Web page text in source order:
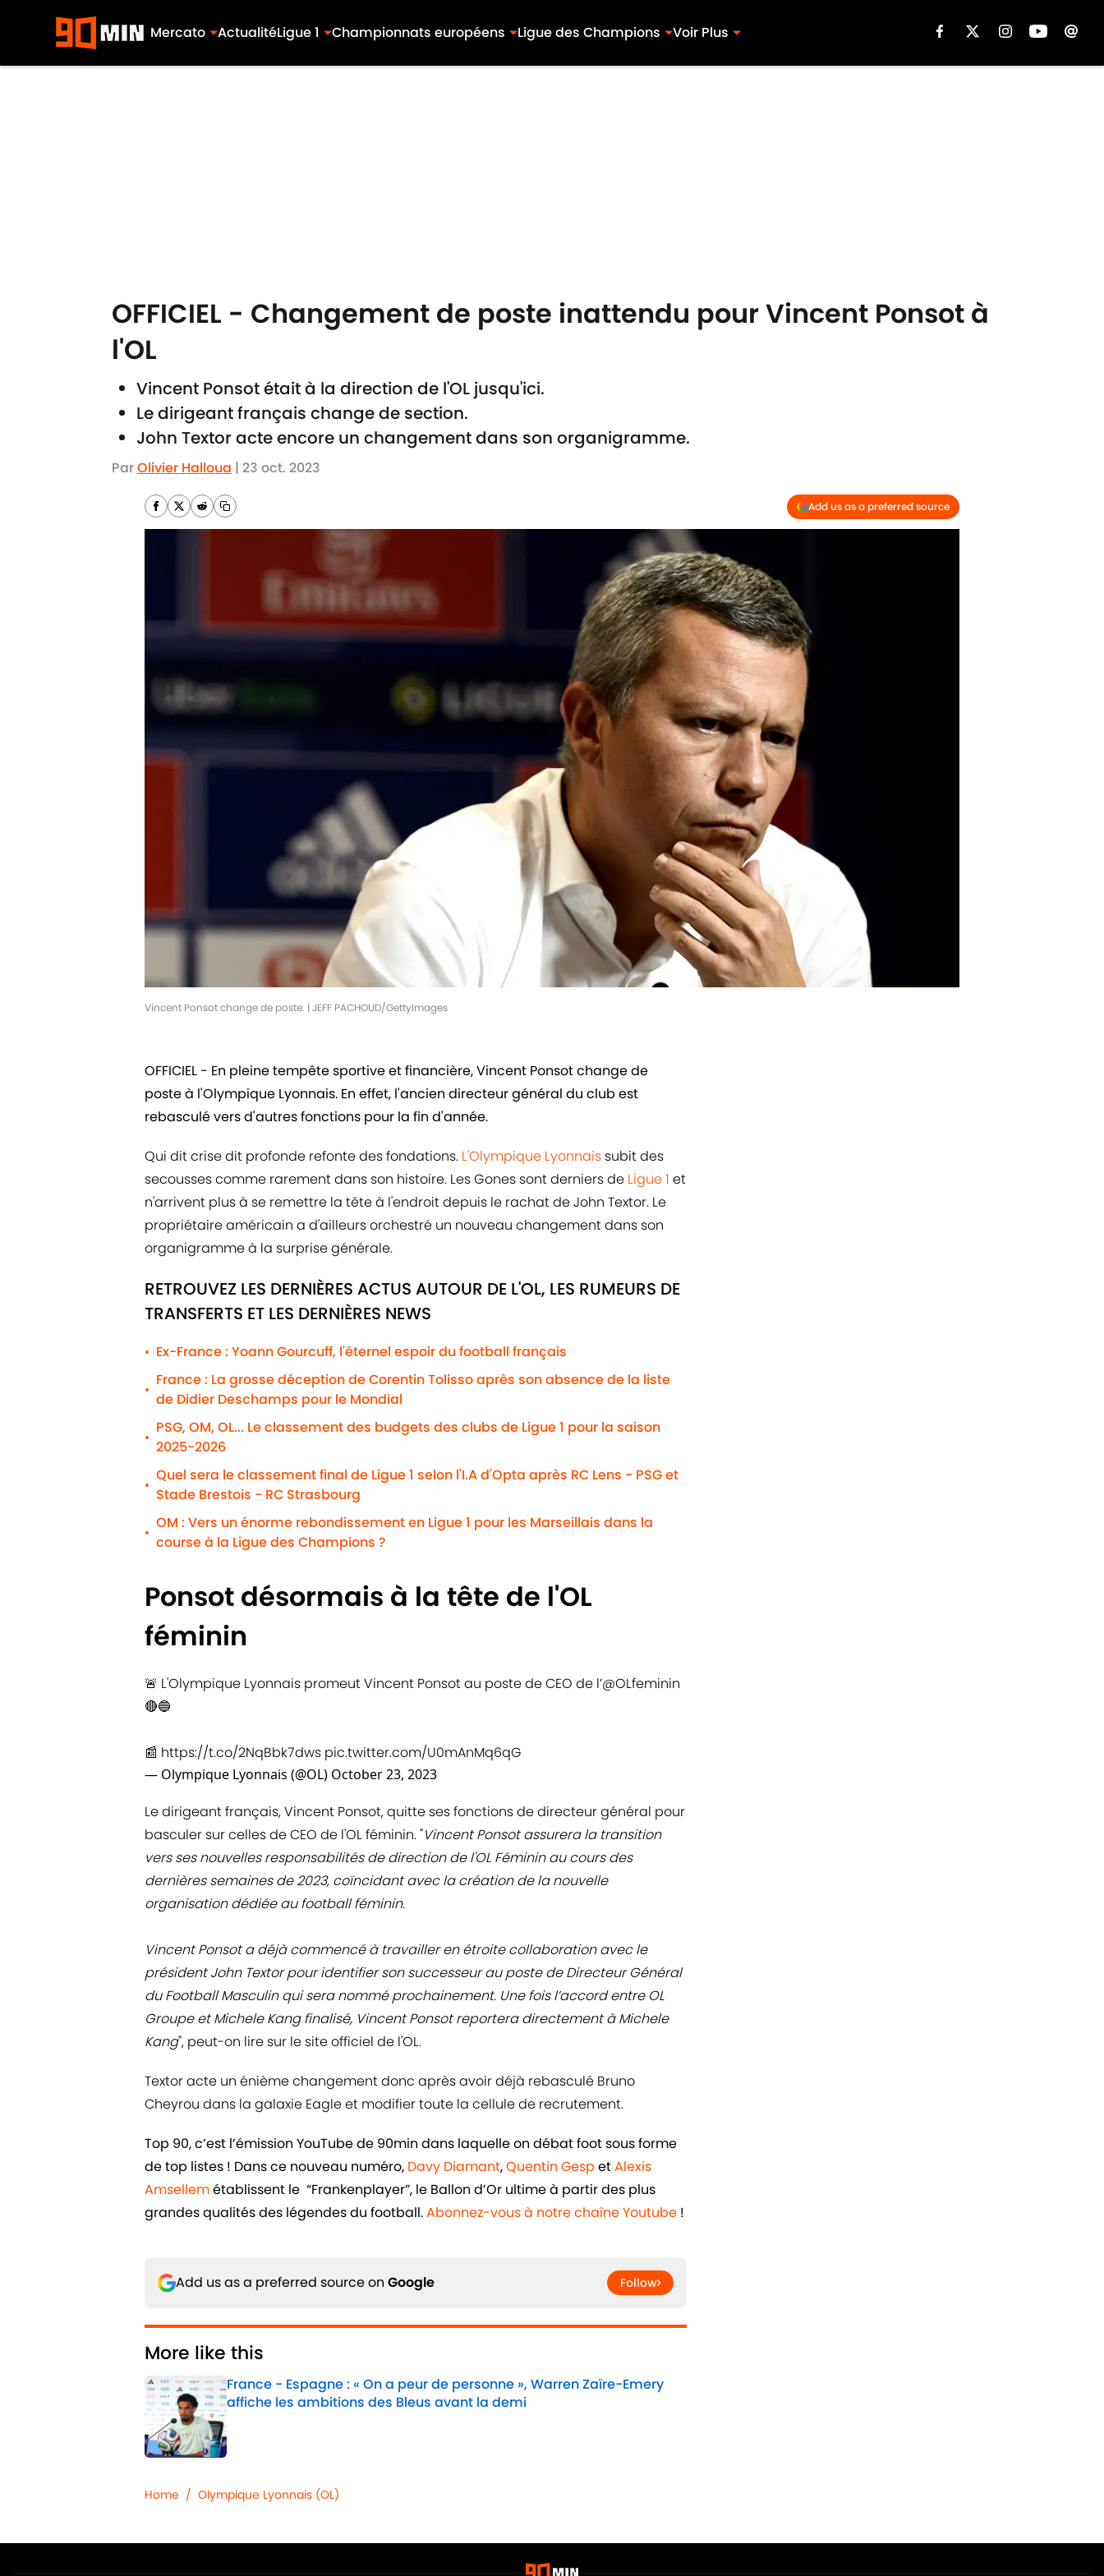
Mercato ActualitéLigue 1 Championnats européens Ligue des Champions Voir Plus
OFFICIEL - Changement de poste inattendu pour Vincent Ponsot à
l'OL
Vincent Ponsot était à la direction de l'OL jusqu'ici.
Le dirigeant français change de section.
John Textor acte encore un changement dans son organigramme.
ParOlivier Halloua | 23 oct. 2023
Add us as a preferred source
Vincent Ponsot change de poste. | JEFF PACHOUD/GettyImages
OFFICIEL - En pleine tempête sportive et financière, Vincent Ponsot change de
poste à l'Olympique Lyonnais. En effet, l'ancien directeur général du club est
rebasculé vers d'autres fonctions pour la fin d'année.
Qui dit crise dit profonde refonte des fondations. L'Olympique Lyonnais subit des
secousses comme rarement dans son histoire. Les Gones sont derniers de Ligue 1 et
n'arrivent plus à se remettre la tête à l'endroit depuis le rachat de John Textor. Le
propriétaire américain a d'ailleurs orchestré un nouveau changement dans son
organigramme à la surprise générale.
RETROUVEZ LES DERNIÈRES ACTUS AUTOUR DE L'OL, LES RUMEURS DE
TRANSFERTS ET LES DERNIÈRES NEWS
• Ex-France : Yoann Gourcuff, l'éternel espoir du football français
•
France : La grosse déception de Corentin Tolisso après son absence de la liste
de Didier Deschamps pour le Mondial
•
PSG, OM, OL... Le classement des budgets des clubs de Ligue 1 pour la saison
2025-2026
•
Quel sera le classement final de Ligue 1 selon l'I.A d'Opta après RC Lens - PSG et
Stade Brestois - RC Strasbourg
•
OM : Vers un énorme rebondissement en Ligue 1 pour les Marseillais dans la
course à la Ligue des Champions ?
Ponsot désormais à la tête de l'OL
féminin
🚨 L'Olympique Lyonnais promeut Vincent Ponsot au poste de CEO de l’@OLfeminin
🔴🔵
📰 https://t.co/2NqBbk7dws pic.twitter.com/U0mAnMq6qG
— Olympique Lyonnais (@OL) October 23, 2023
Le dirigeant français, Vincent Ponsot, quitte ses fonctions de directeur général pour
basculer sur celles de CEO de l'OL féminin. "Vincent Ponsot assurera la transition
vers ses nouvelles responsabilités de direction de l'OL Féminin au cours des
dernières semaines de 2023, coïncidant avec la création de la nouvelle
organisation dédiée au football féminin.
Vincent Ponsot a déjà commencé à travailler en étroite collaboration avec le
président John Textor pour identifier son successeur au poste de Directeur Général
du Football Masculin qui sera nommé prochainement. Une fois l’accord entre OL
Groupe et Michele Kang finalisé, Vincent Ponsot reportera directement à Michele
Kang", peut-on lire sur le site officiel de l'OL.
Textor acte un énième changement donc après avoir déjà rebasculé Bruno
Cheyrou dans la galaxie Eagle et modifier toute la cellule de recrutement.
Top 90, c’est l’émission YouTube de 90min dans laquelle on débat foot sous forme
de top listes ! Dans ce nouveau numéro, Davy Diamant,Quentin Gesp etAlexis
Amsellemétablissent le “Frankenplayer”, le Ballon d’Or ultime à partir des plus
grandes qualités des légendes du football.Abonnez-vous à notre chaîne Youtube !
Add us as a preferred source on Google Follow
More like this
France - Espagne : « On a peur de personne », Warren Zaïre-Emery
affiche les ambitions des Bleus avant la demi
Home / Olympique Lyonnais (OL)